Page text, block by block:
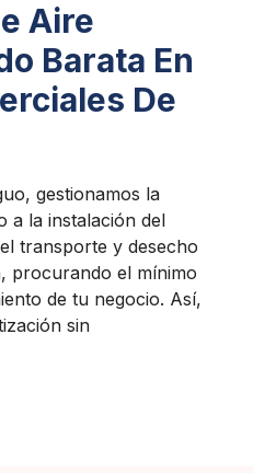
Aire
Barata En
De
gestionamos la
a la instalación del
transporte y desecho
procurando el mínimo
de tu negocio. Así,
sin